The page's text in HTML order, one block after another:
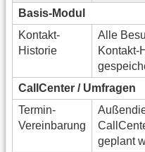
Basis-Modul
Kontakt-
Historie
Alle
Kontakt-
CallCenter / Umfragen
Termin-
Vereinbarung
geplant